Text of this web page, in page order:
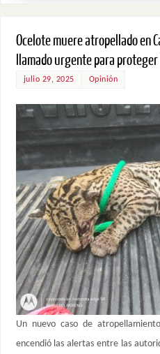
Ocelote muere atropellado en
llamado urgente para
julio 29, 2025 Opinión
Un nuevo caso de
encendió las alertas entre las